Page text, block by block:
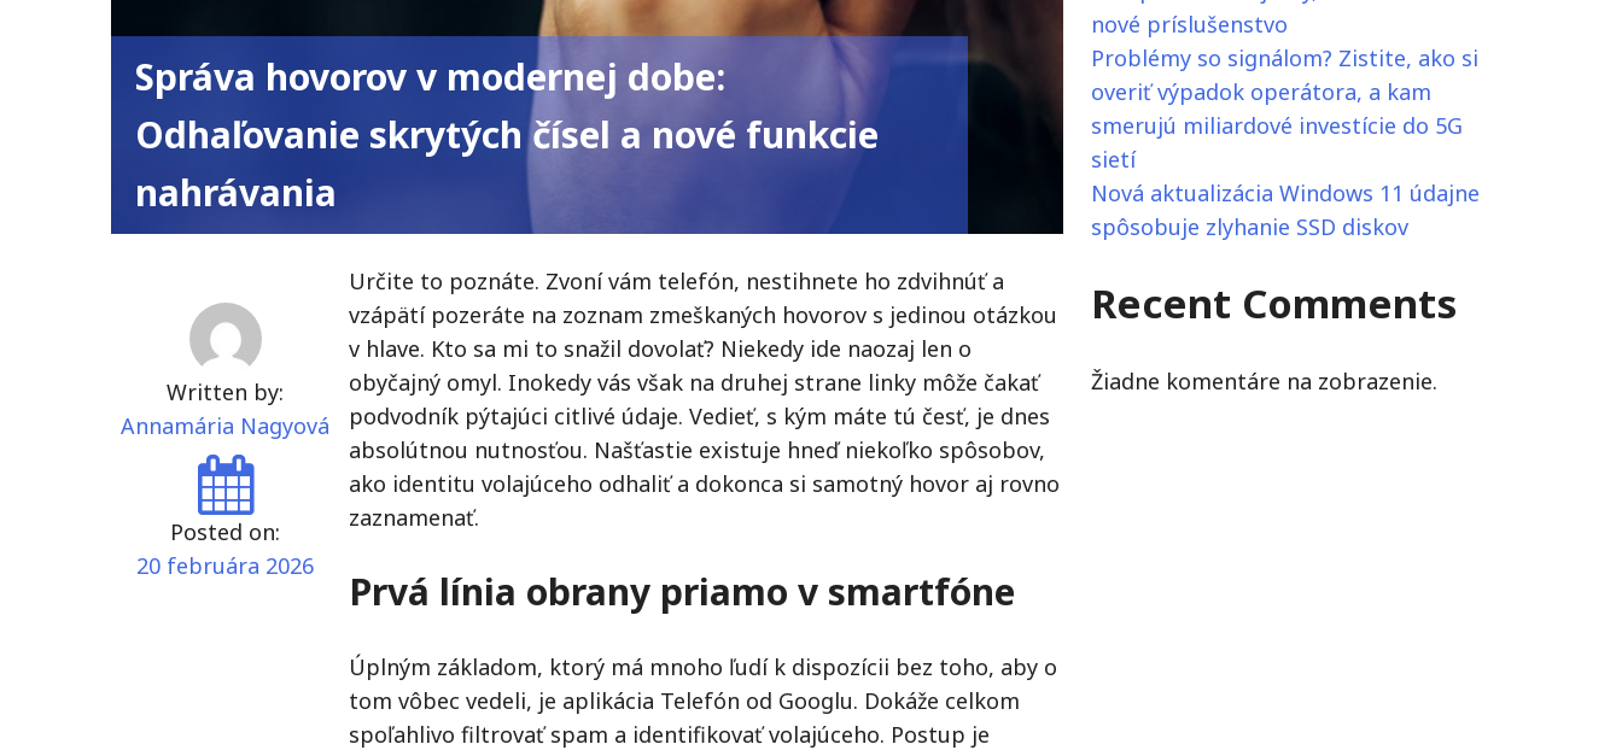
Správa hovorov v modernej dobe:
Odhaľovanie skrytých čísel a nové funkcie
nahrávania
Written by:
Annamária Nagyová
Posted on:
20 februára 2026
Určite to poznáte. Zvoní vám telefón, nestihnete ho zdvihnúť a
vzápätí pozeráte na zoznam zmeškaných hovorov s jedinou otázkou
v hlave. Kto sa mi to snažil dovolať? Niekedy ide naozaj len o
obyčajný omyl. Inokedy vás však na druhej strane linky môže čakať
podvodník pýtajúci citlivé údaje. Vedieť, s kým máte tú česť, je dnes
absolútnou nutnosťou. Našťastie existuje hneď niekoľko spôsobov,
ako identitu volajúceho odhaliť a dokonca si samotný hovor aj rovno
zaznamenať.
Prvá línia obrany priamo v smartfóne
Úplným základom, ktorý má mnoho ľudí k dispozícii bez toho, aby o
tom vôbec vedeli, je aplikácia Telefón od Googlu. Dokáže celkom
spoľahlivo filtrovať spam a identifikovať volajúceho. Postup je
nové príslušenstvo
Problémy so signálom? Zistite, ako si
overiť výpadok operátora, a kam
smerujú miliardové investície do 5G
sietí
Nová aktualizácia Windows 11 údajne
spôsobuje zlyhanie SSD diskov
Recent Comments
Žiadne komentáre na zobrazenie.